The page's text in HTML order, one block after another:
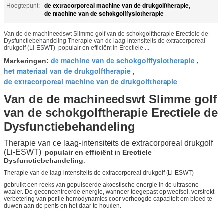
Hoogtepunt: de extracorporeal machine van de drukgolftherapie,
de machine van de schokgolffysiotherapie
Van de de machineedswt Slimme golf van de schokgolftherapie Erectiele de
Dysfunctiebehandeling Therapie van de laag-intensiteits de extracorporeal
drukgolf (Li-ESWT)- populair en efficiënt in Erectiele ...
Markeringen: de machine van de schokgolffysiotherapie ,
het materiaal van de drukgolftherapie ,
de extracorporeal machine van de drukgolftherapie
Van de de machineedswt Slimme golf
van de schokgolftherapie Erectiele de
Dysfunctiebehandeling
Therapie van de laag-intensiteits de extracorporeal drukgolf
(Li-ESWT)- populair en efficiënt in Erectiele
Dysfunctiebehandeling
Therapie van de laag-intensiteits de extracorporeal drukgolf (Li-ESWT)
gebruikt een reeks van gepulseerde akoestische energie in de ultrasone
waaier. De geconcentreerde energie, wanneer toegepast op weefsel, verstrekt
verbetering van penile hemodynamics door verhoogde capaciteit om bloed te
duwen aan de penis en het daar te houden.